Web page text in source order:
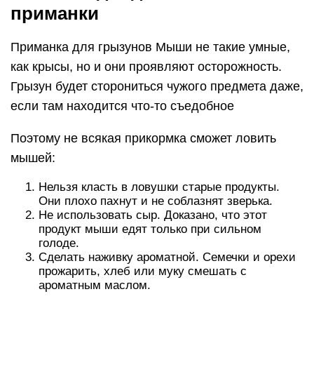
приманки
Приманка для грызунов Мыши не такие умные,
как крысы, но и они проявляют осторожность.
Грызун будет сторониться чужого предмета даже,
если там находится что-то съедобное
Поэтому не всякая прикормка сможет ловить
мышей:
Нельзя класть в ловушки старые продукты.
Они плохо пахнут и не соблазнят зверька.
Не использовать сыр. Доказано, что этот
продукт мыши едят только при сильном
голоде.
Сделать наживку ароматной. Семечки и орехи
прожарить, хлеб или муку смешать с
ароматным маслом.